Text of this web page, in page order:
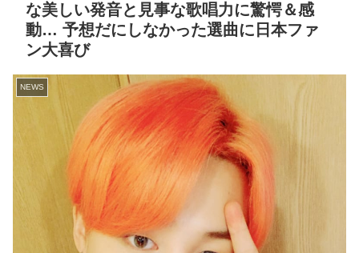
な美しい発音と見事な歌唱力に驚愕＆感
動… 予想だにしなかった選曲に日本ファ
ン大喜び
NEWS